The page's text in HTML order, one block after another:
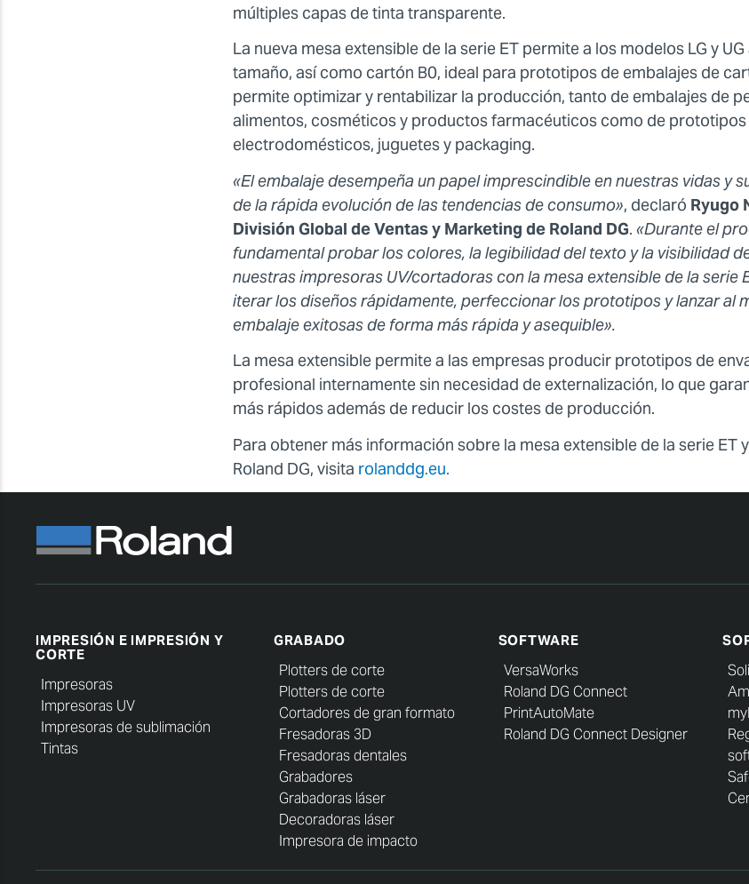
múltiples capas de tinta transparente.
La nueva mesa extensible de la serie ET permite a los modelos LG y
tamaño, así como cartón B0, ideal para prototipos de embalajes de
permite optimizar y rentabilizar la producción, tanto de embalajes de
alimentos, cosméticos y productos farmacéuticos como de
electrodomésticos, juguetes y packaging.
«El embalaje desempeña un papel imprescindible en nuestras vidas y
de la rápida evolución de las tendencias de consumo», declaró Ryugo
División Global de Ventas y Marketing de Roland DG. «Durante el
fundamental probar los colores, la legibilidad del texto y la visibilidad
nuestras impresoras UV/cortadoras con la mesa extensible de la serie
iterar los diseños rápidamente, perfeccionar los prototipos y lanzar al
embalaje exitosas de forma más rápida y asequible».
La mesa extensible permite a las empresas producir prototipos de
profesional internamente sin necesidad de externalización, lo que
más rápidos además de reducir los costes de producción.
Para obtener más información sobre la mesa extensible de la serie ET
Roland DG, visita rolanddg.eu.
IMPRESIÓN E IMPRESIÓN Y
CORTE
Impresoras
Impresoras UV
Impresoras de sublimación
Tintas
GRABADO
Plotters de corte
Plotters de corte
Cortadores de gran formato
Fresadoras 3D
Fresadoras dentales
Grabadores
Grabadoras láser
Decoradoras láser
Impresora de impacto
SOFTWARE
VersaWorks
Roland DG Connect
PrintAutoMate
Roland DG Connect Designer